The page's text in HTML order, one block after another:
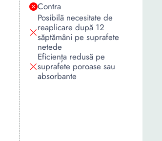
Contra
Posibilă necesitate de
reaplicare după 12
săptămâni pe suprafete
netede
Eficiența redusă pe
suprafete poroase sau
absorbante